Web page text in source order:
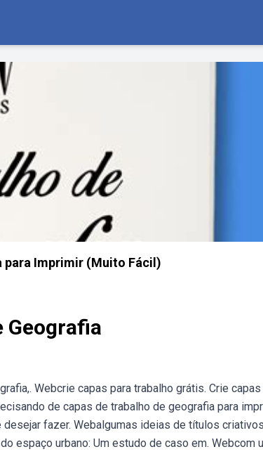
para Imprimir (Muito Fácil)
Geografia
Webcrie capas para trabalho grátis. Crie capas
de capas de trabalho de geografia para
fazer. Webalgumas ideias de títulos
espaço urbano: Um estudo de caso em. Webcom